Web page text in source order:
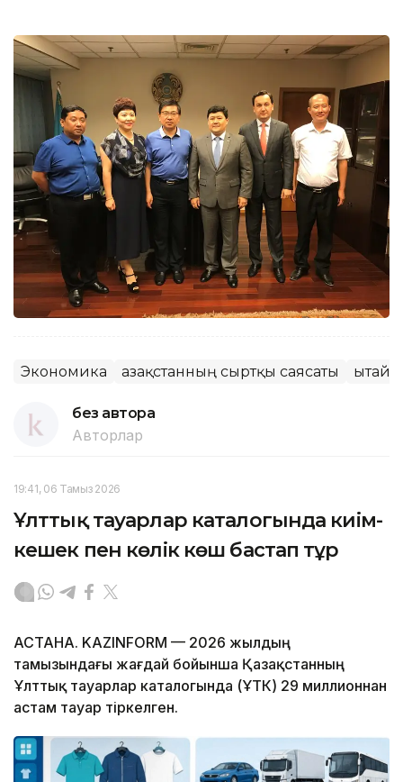
Экономика Қазақстанның сыртқы саясаты Қытай
без автора
Авторлар
19:41, 06 Тамыз 2026
Ұлттық тауарлар каталогында киім-
кешек пен көлік көш бастап тұр
АСТАНА. KAZINFORM — 2026 жылдың
тамызындағы жағдай бойынша Қазақстанның
Ұлттық тауарлар каталогында (ҰТК) 29 миллионнан
астам тауар тіркелген.